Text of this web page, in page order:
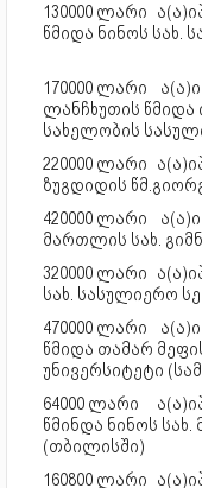
130000 ლარი
წმიდა ნინოს
170000 ლარი
ლანჩხუთის
სახელობის
220000 ლარი
ზუგდიდის
420000 ლარი
მართლის სახ.
320000 ლარი
სახ. სასულიერო
470000 ლარი
წმიდა თამარ
უნივერსიტეტი
64000 ლარი
წმინდა ნინოს
(თბილისში)
160800 ლარი